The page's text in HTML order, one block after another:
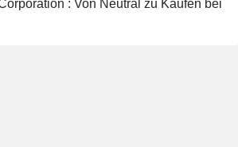
: Von Neutral zu Kaufen bei